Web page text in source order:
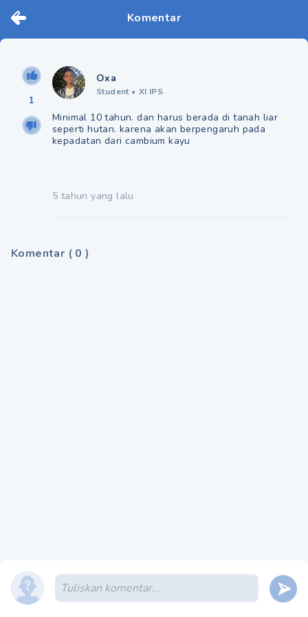
Komentar
1
Oxa
Student • XI IPS
Minimal 10 tahun. dan harus berada di tanah liar
seperti hutan. karena akan berpengaruh pada
kepadatan dari cambium kayu
5 tahun yang lalu
Komentar ( 0 )